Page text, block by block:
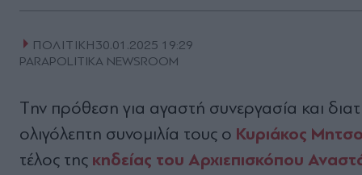
ΠΟΛΙΤΙΚΗ30.01.2025 19:29
PARAPOLITIKA NEWSROOM
Tην πρόθεση για αγαστή συνεργασία και
ολιγόλεπτη συνομιλία τους ο Κυριάκος
τέλος της κηδείας του Αρχιεπισκόπου